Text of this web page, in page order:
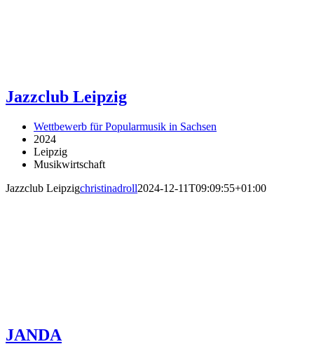
Jazzclub Leipzig
Wettbewerb für Popularmusik in Sachsen
2024
Leipzig
Musikwirtschaft
Jazzclub Leipzigchristinadroll2024-12-11T09:09:55+01:00
JANDA